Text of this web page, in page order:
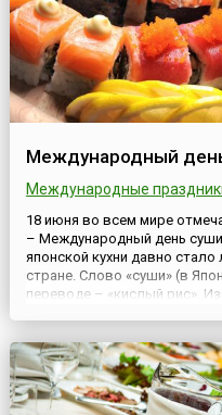
Международный
Международные
18 июня во всем мире
– Международный день
японской кухни давно
стране. Слово «суши» (в
переводе – «кислый рис».
рыб...